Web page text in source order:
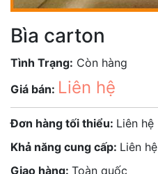
Bìa carton
Tình Trạng: Còn hàng
Giá bán: Liên hệ
Đơn hàng tối thiểu: Liên hệ
Khả năng cung cấp: Liên hệ
Giao hàng: Toàn quốc